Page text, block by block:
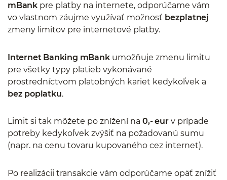
mBank pre platby na internete, odporúčame vám
vo vlastnom záujme využívať možnosť bezplatnej
zmeny limitov pre internetové platby.
Internet Banking mBankumožňuje zmenu limitu
pre všetky typy platieb vykonávané
prostredníctvom platobných kariet kedykoľvek a
bez poplatku.
Limit si tak môžete po znížení na 0,- eurv prípade
potreby kedykoľvek zvýšiť na požadovanú sumu
(napr. na cenu tovaru kupovaného cez internet).
Po realizácii transakcie vám odporúčame opäť znížiť